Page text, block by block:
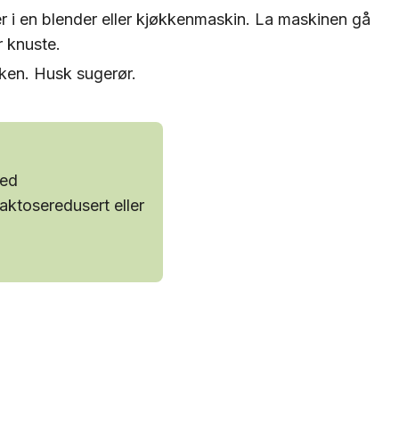
en blender eller kjøkkenmaskin. La maskinen gå
knuste.
Husk sugerør.
eller